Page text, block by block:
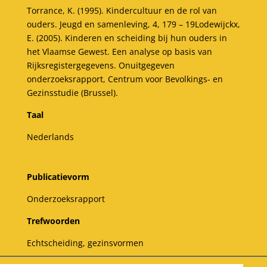
Torrance, K. (1995). Kindercultuur en de rol van
ouders. Jeugd en samenleving, 4, 179 – 19Lodewijckx,
E. (2005). Kinderen en scheiding bij hun ouders in
het Vlaamse Gewest. Een analyse op basis van
Rijksregistergegevens. Onuitgegeven
onderzoeksrapport, Centrum voor Bevolkings- en
Gezinsstudie (Brussel).
Taal
Nederlands
Publicatievorm
Onderzoeksrapport
Trefwoorden
Echtscheiding, gezinsvormen